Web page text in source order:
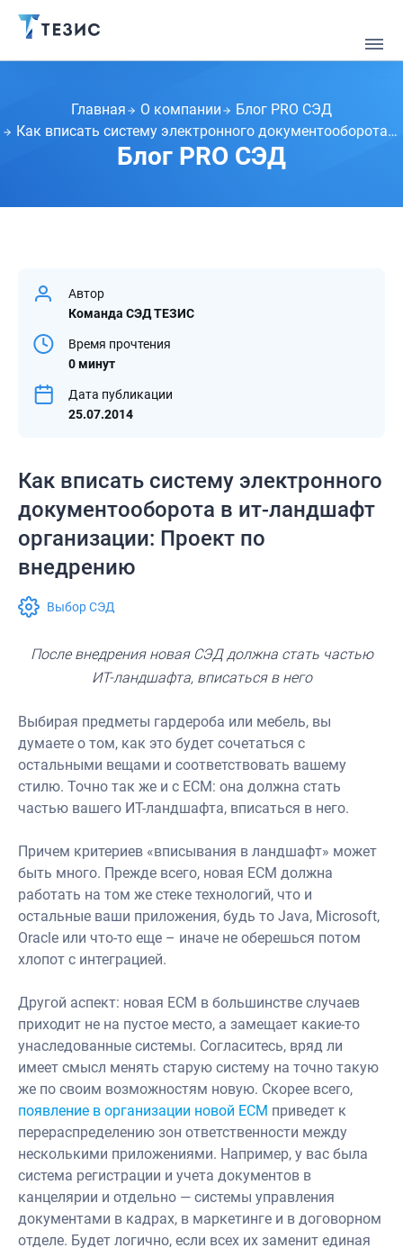
Главная О компании
Блог PRO СЭД
Как вписать систему электронного документооборота в ит-ландшафт организации: Проект по внедрению
Блог PRO СЭД
Автор
Команда СЭД ТЕЗИС
Время прочтения
0 минут
Дата публикации
25.07.2014
Как вписать систему электронного
документооборота в ит-ландшафт
организации: Проект по
внедрению
Выбор СЭД
После внедрения новая СЭД должна стать частью
ИТ-ландшафта, вписаться в него
Выбирая предметы гардероба или мебель, вы
думаете о том, как это будет со­четаться с
остальными вещами и соответствовать вашему
стилю. Точно так же и с ECM: она должна стать
частью вашего ИТ-ландшафта, вписаться в него.
Причем критериев «вписывания в ландшафт» может
быть много. Пре­жде всего, новая ECM должна
работать на том же стеке технологий, что и
остальные ваши приложения, будь то Java, Microsoft,
Oracle или что-то еще – иначе не оберешься потом
хлопот с интеграцией.
Другой аспект: новая ECM в большинстве случаев
приходит не на пустое место, а замещает какие-то
унаследованные системы. Согласитесь, вряд ли
имеет смысл менять старую систему на точно такую
же по своим воз­можностям новую. Скорее всего,
появление в организации новой ECM приведет к
перераспределению зон ответственности между
несколькими приложениями. Например, у вас была
система регистрации и учета документов в
канцелярии и отдельно — системы управления
документами в кадрах, в маркетинге и в договорном
отделе. Будет логично, если всех их заменит единая